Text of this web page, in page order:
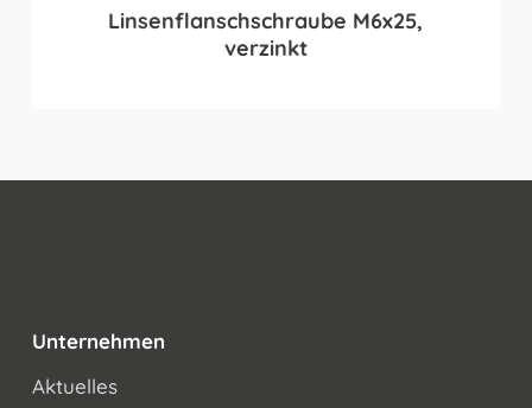
Linsenflanschschraube M6x25,
verzinkt
Unternehmen
Aktuelles